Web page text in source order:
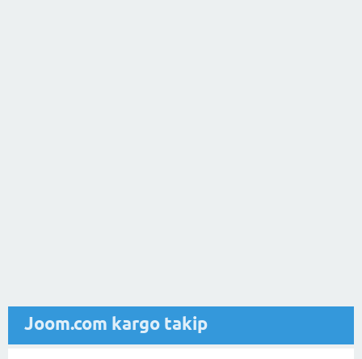
Joom.com kargo takip